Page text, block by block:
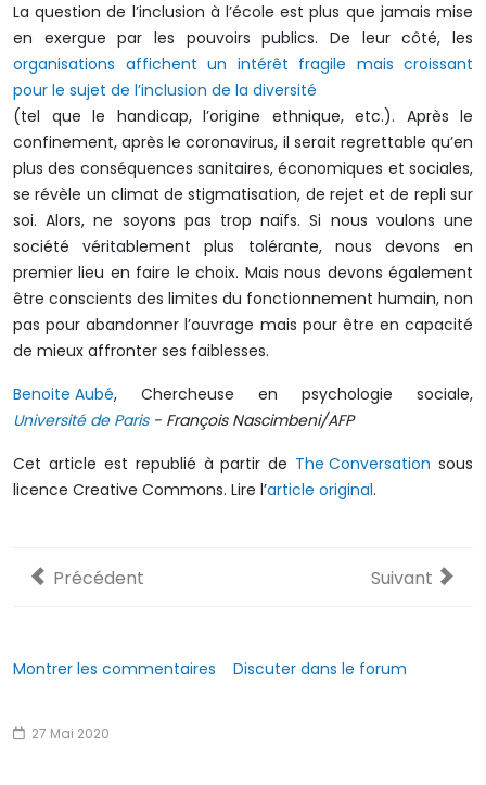
27 Mai 2020
La question de l’inclusion à l’école est plus que jamais mise
en exergue par les pouvoirs publics. De leur côté, les
organisations affichent un intérêt fragile mais croissant
pour le sujet de l’inclusion de la diversité
(tel que le handicap, l’origine ethnique, etc.). Après le
confinement, après le coronavirus, il serait regrettable qu’en
plus des conséquences sanitaires, économiques et sociales,
se révèle un climat de stigmatisation, de rejet et de repli sur
soi. Alors, ne soyons pas trop naïfs. Si nous voulons une
société véritablement plus tolérante, nous devons en
premier lieu en faire le choix. Mais nous devons également
être conscients des limites du fonctionnement humain, non
pas pour abandonner l’ouvrage mais pour être en capacité
de mieux affronter ses faiblesses.
Benoite Aubé, Chercheuse en psychologie sociale,
Université de Paris- François Nascimbeni/AFP
Cet article est republié à partir de The Conversation sous
licence Creative Commons. Lire l’article original.
Article précédent : La solidarité au temps du Covid-
Précédent Article
Suivant
Montrer les commentaires Discuter dans le forum